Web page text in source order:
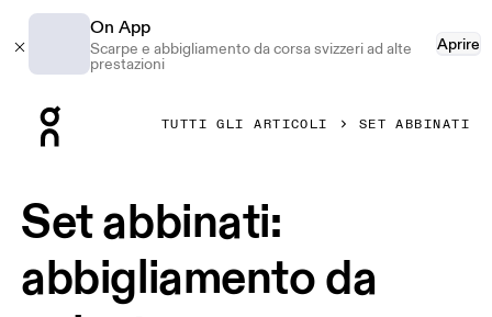
On App
Scarpe e abbigliamento da corsa svizzeri ad alte
prestazioni
Aprire
TUTTI GLI ARTICOLI SET ABBINATI
Set abbinati:
abbigliamento da